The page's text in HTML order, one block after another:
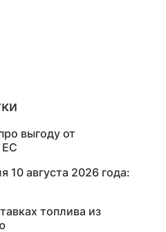
выгоду от
ЕС
10 августа 2026 года:
топлива из